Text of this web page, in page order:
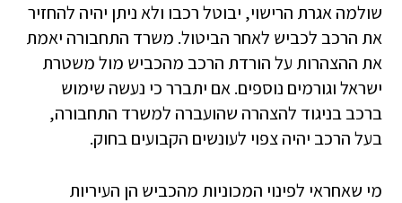
שולמה אגרת הרישוי, יבוטל רכבו ולא ניתן יהיה להחזיר
את הרכב לכביש לאחר הביטול. משרד התחבורה יאמת
את ההצהרות על הורדת הרכב מהכביש מול משטרת
ישראל וגורמים נוספים. אם יתברר כי נעשה שימוש
ברכב בניגוד להצהרה שהועברה למשרד התחבורה,
בעל הרכב יהיה צפוי לעונשים הקבועים בחוק.
מי שאחראי לפינוי המכוניות מהכביש הן העיריות